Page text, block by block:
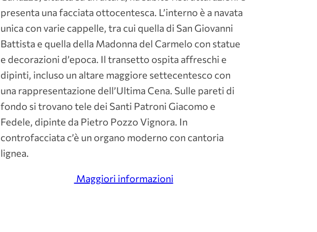
presenta una facciata ottocentesca. L’interno è a navata
unica con varie cappelle, tra cui quella di San Giovanni
Battista e quella della Madonna del Carmelo con statue
e decorazioni d’epoca. Il transetto ospita affreschi e
dipinti, incluso un altare maggiore settecentesco con
una rappresentazione dell’Ultima Cena. Sulle pareti di
fondo si trovano tele dei Santi Patroni Giacomo e
Fedele, dipinte da Pietro Pozzo Vignora. In
controfacciata c’è un organo moderno con cantoria
lignea.
Maggiori informazioni